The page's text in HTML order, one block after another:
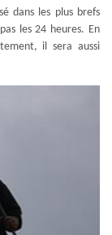
dans les plus brefs
les 24 heures. En
il sera aussi